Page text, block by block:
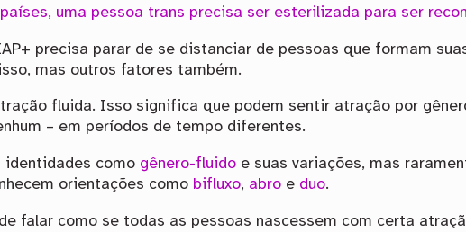
uma pessoa trans precisa ser esterilizada para ser
precisa parar de se distanciar de pessoas que formam
mas outros fatores também.
fluida. Isso significa que podem sentir atração por
– em períodos de tempo diferentes.
identidades como gênero-fluido e suas variações, mas
orientações como bifluxo, abro e duo.
falar como se todas as pessoas nascessem com certa